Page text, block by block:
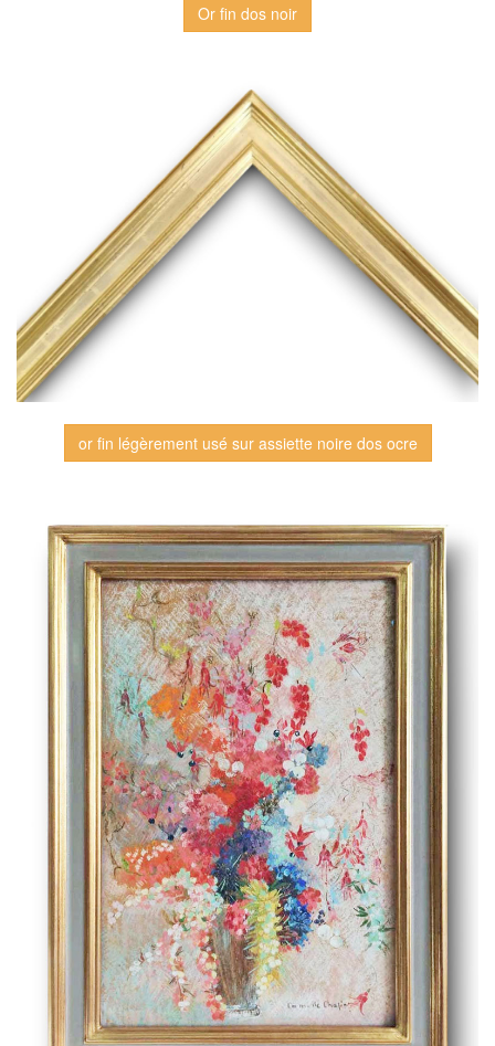
Or fin dos noir
or fin légèrement usé sur assiette noire dos ocre